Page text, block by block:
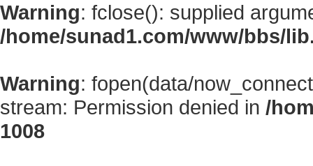
Warning: fclose(): supplied
/home/sunad1.com/www/bbs/
Warning: fopen(data/
stream: Permission denied in /
1008